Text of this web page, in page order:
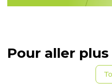
Pour aller